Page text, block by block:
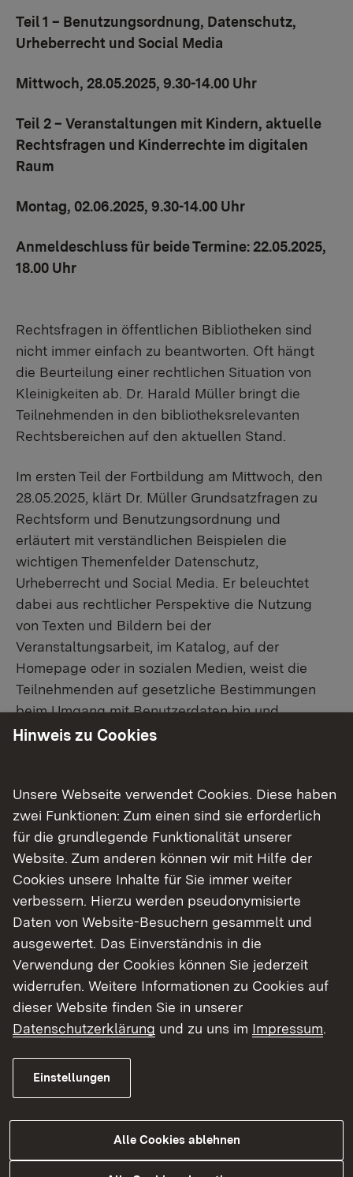
Teil 1 – Benutzungsordnung, Datenschutz,
Urheberrecht und Social Media
Mittwoch, 28.05.2025, 9.30-14.00 Uhr
Teil 2 – Veranstaltungen mit Kindern, aktuelle
Rechtsfragen und Kinderrechte im digitalen
Raum
Montag, 02.06.2025, 9.30-14.00 Uhr
Anmeldeschluss für beide Termine: 22.05.2025,
18.00 Uhr
Rechtsfragen in öffentlichen Bibliotheken sind
nicht immer einfach zu beantworten. Oft hängt
die Beurteilung einer rechtlichen Situation von
Kleinigkeiten ab. Dr. Harald Müller bringt die
Teilnehmenden in den bibliotheksrelevanten
Rechtsbereichen auf den aktuellen Stand.
Im ersten Teil der Fortbildung am Mittwoch, den
28.05.2025, klärt Dr. Müller Grundsatzfragen zu
Rechtsform und Benutzungsordnung und
erläutert mit verständlichen Beispielen die
wichtigen Themenfelder Datenschutz,
Urheberrecht und Social Media. Er beleuchtet
dabei aus rechtlicher Perspektive die Nutzung
von Texten und Bildern bei der
Veranstaltungsarbeit, im Katalog, auf der
Homepage oder in sozialen Medien, weist die
Teilnehmenden auf gesetzliche Bestimmungen
beim Umgang mit Benutzerdaten hin und
informiert über eventuell anfallende Steuern und
Im zweiten Teil am Montag, den 02.06.2025, geht
es um Rechtsfragen zu Veranstaltungen mit
Kindern, beispielsweise um Aufsichts- und
Haftpflichten oder Fotoaufnahmen bei
Veranstaltungen und deren Veröffentlichung. Dr.
Müller zeigt darüber hinaus Rechtsänderungen
auf, die sich aus Veränderungen in Gesellschaft
und Politik ergeben haben und auch für
Bibliotheken relevant sind.
Im Anschluss an Dr. Müller folgt ein Vortrag von
Lukas Glaser vomDeutschen Kinderhilfswerk
Hinweis zu Cookies
Unsere Webseite verwendet Cookies. Diese haben
zwei Funktionen: Zum einen sind sie erforderlich
für die grundlegende Funktionalität unserer
Website. Zum anderen können wir mit Hilfe der
Cookies unsere Inhalte für Sie immer weiter
verbessern. Hierzu werden pseudonymisierte
Daten von Website-Besuchern gesammelt und
ausgewertet. Das Einverständnis in die
Verwendung der Cookies können Sie jederzeit
widerrufen. Weitere Informationen zu Cookies auf
dieser Website finden Sie in unserer
Datenschutzerklärung und zu uns im Impressum.
Einstellungen
Alle Cookies ablehnen